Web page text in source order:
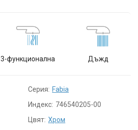
3-функционална Дъжд
Серия: Fabia
Индекс: 746540205-00
Цвят: Хром